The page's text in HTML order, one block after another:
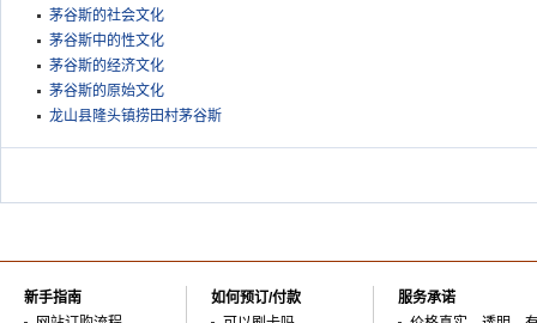
茅谷斯的社会文化
茅谷斯中的性文化
茅谷斯的经济文化
茅谷斯的原始文化
龙山县隆头镇捞田村茅谷斯
新手指南
如何预订/付款
服务承诺